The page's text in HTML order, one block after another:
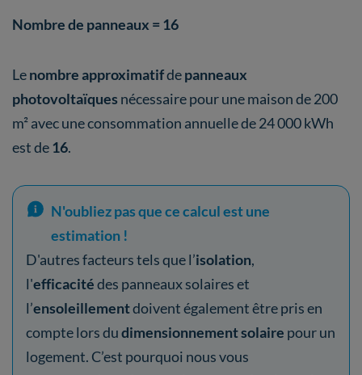
Nombre de panneaux =16
Lenombre approximatifdepanneaux
photovoltaïques nécessaire pour une maison de 200
m² avec une consommation annuelle de 24 000 kWh
est de16.
N'oubliez pas que ce calcul est une
estimation !
D'autres facteurs tels que l’isolation,
l'efficacitédes panneaux solaires et
l’ensoleillementdoivent également être pris en
compte lors dudimensionnement solaire pour un
logement. C’est pourquoi nous vous